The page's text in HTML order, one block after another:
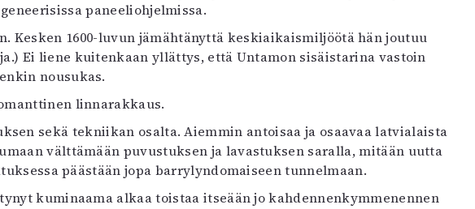
paneeliohjelmissa.
Kesken 1600-luvun jämähtänyttä keskiaikaismiljöötä hän joutuu
Ei liene kuitenkaan yllättys, että Untamon sisäistarina vastoin
nousukas.
linnarakkaus.
sekä tekniikan osalta. Aiemmin antoisaa ja osaavaa latvialaista
välttämään puvustuksen ja lavastuksen saralla, mitään uutta
päästään jopa barrylyndomaiseen tunnelmaan.
kuminaama alkaa toistaa itseään jo kahdennenkymmenennen